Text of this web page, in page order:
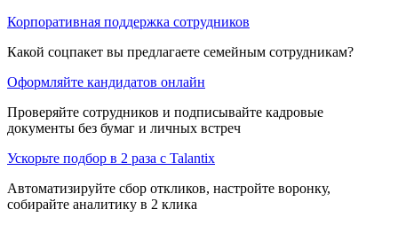
Корпоративная поддержка сотрудников
Какой соцпакет вы предлагаете семейным сотрудникам?
Оформляйте кандидатов онлайн
Проверяйте сотрудников и подписывайте кадровые
документы без бумаг и личных встреч
Ускорьте подбор в 2 раза с Talantix
Автоматизируйте сбор откликов, настройте воронку,
собирайте аналитику в 2 клика